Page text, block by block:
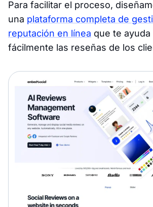
Para facilitar el proceso,
una plataforma completa de
reputación en línea que te
fácilmente las reseñas de los